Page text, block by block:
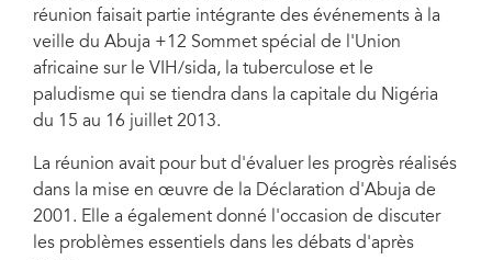
réunion faisait partie intégrante des événements à la
veille du Abuja +12 Sommet spécial de l'Union
africaine sur le VIH/sida, la tuberculose et le
paludisme qui se tiendra dans la capitale du Nigéria
du 15 au 16 juillet 2013.
La réunion avait pour but d'évaluer les progrès réalisés
dans la mise en œuvre de la Déclaration d'Abuja de
2001. Elle a également donné l'occasion de discuter
les problèmes essentiels dans les débats d'après